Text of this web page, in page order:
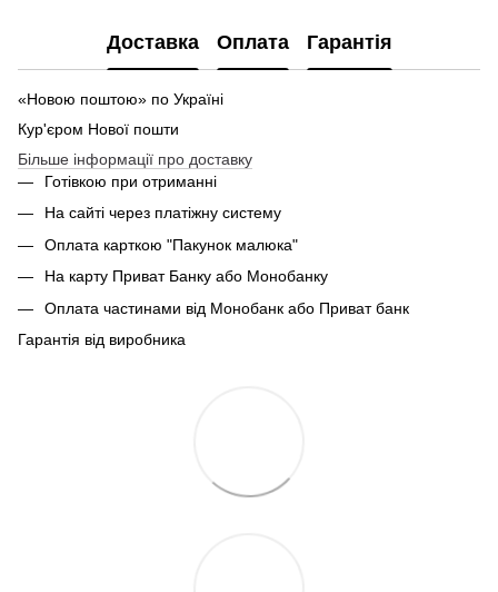
Доставка Оплата Гарантія
«Новою поштою» по Україні
Кур'єром Нової пошти
Більше інформації про доставку
Готівкою при отриманні
На сайті через платіжну систему
Оплата карткою "Пакунок малюка"
На карту Приват Банку або Монобанку
Оплата частинами від Монобанк або Приват банк
Гарантія від виробника